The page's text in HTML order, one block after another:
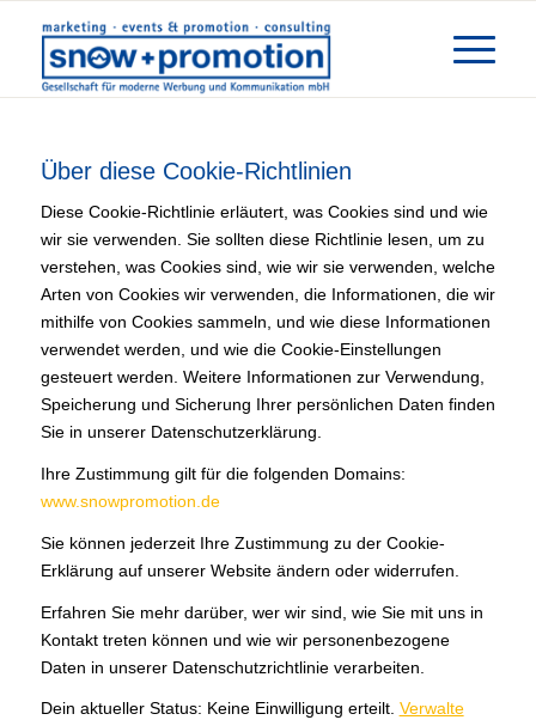
Über diese Cookie-Richtlinien
Diese Cookie-Richtlinie erläutert, was Cookies sind und wie
wir sie verwenden. Sie sollten diese Richtlinie lesen, um zu
verstehen, was Cookies sind, wie wir sie verwenden, welche
Arten von Cookies wir verwenden, die Informationen, die wir
mithilfe von Cookies sammeln, und wie diese Informationen
verwendet werden, und wie die Cookie-Einstellungen
gesteuert werden. Weitere Informationen zur Verwendung,
Speicherung und Sicherung Ihrer persönlichen Daten finden
Sie in unserer Datenschutzerklärung.
Ihre Zustimmung gilt für die folgenden Domains:
www.snowpromotion.de
Sie können jederzeit Ihre Zustimmung zu der Cookie-
Erklärung auf unserer Website ändern oder widerrufen.
Erfahren Sie mehr darüber, wer wir sind, wie Sie mit uns in
Kontakt treten können und wie wir personenbezogene
Daten in unserer Datenschutzrichtlinie verarbeiten.
Dein aktueller Status: Keine Einwilligung erteilt. Verwalte